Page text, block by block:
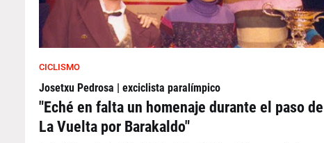
CICLISMO
Josetxu Pedrosa | exciclista paralímpico
"Eché en falta un homenaje durante el paso de
La Vuelta por Barakaldo"